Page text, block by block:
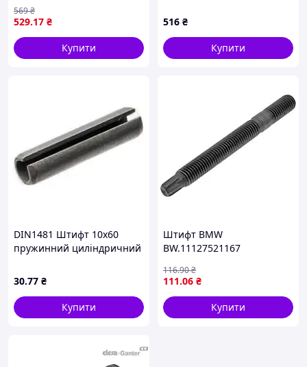
04.10 ROMIX ROM C30344
529.17 ₴
569₴
Купити
наконечники GN 81700-6-
9-B-SB-ST
516 ₴
Купити
DIN1481 Штифт 10х60
пружинний циліндричний
покриття
30.77 ₴
Купити
Штифт BMW
BW.11127521167
111.06 ₴
116.90₴
Купити